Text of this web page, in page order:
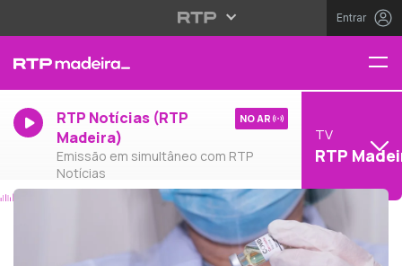
Entrar
RTP Notícias (RTP
Madeira)
Emissão em simultâneo com RTP
Notícias
NO AR
TV
RTP